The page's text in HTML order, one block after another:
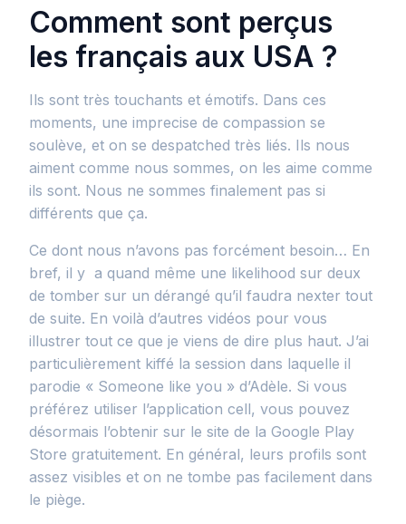
Comment sont perçus
les français aux USA ?
Ils sont très touchants et émotifs. Dans ces
moments, une imprecise de compassion se
soulève, et on se despatched très liés. Ils nous
aiment comme nous sommes, on les aime comme
ils sont. Nous ne sommes finalement pas si
différents que ça.
Ce dont nous n’avons pas forcément besoin… En
bref, il y a quand même une likelihood sur deux
de tomber sur un dérangé qu’il faudra nexter tout
de suite. En voilà d’autres vidéos pour vous
illustrer tout ce que je viens de dire plus haut. J’ai
particulièrement kiffé la session dans laquelle il
parodie « Someone like you » d’Adèle. Si vous
préférez utiliser l’application cell, vous pouvez
désormais l’obtenir sur le site de la Google Play
Store gratuitement. En général, leurs profils sont
assez visibles et on ne tombe pas facilement dans
le piège.